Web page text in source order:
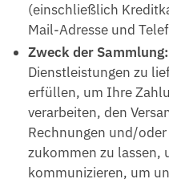
(einschließlich
Mail-Adresse und
Zweck der Sammlung:
Dienstleistungen zu
erfüllen, um Ihre
verarbeiten, den
Rechnungen und/
zukommen zu lassen,
kommunizieren, um